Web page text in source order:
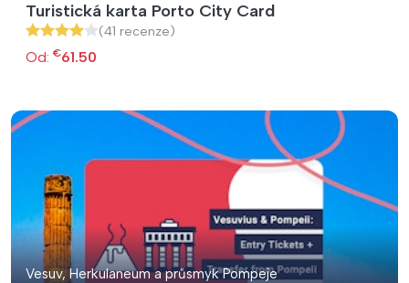
Turistická karta Porto City Card
(41 recenze)
Od: €61.50
Vesuv, Herkulaneum a průsmyk Pompeje